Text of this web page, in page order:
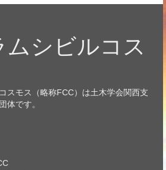
ムシビルコス
スモス（略称FCC）は土木学会関西支
体です。